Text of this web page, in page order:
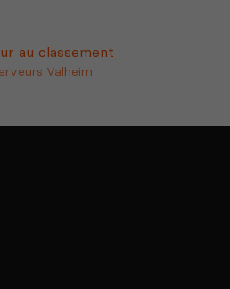
au classement
Valheim